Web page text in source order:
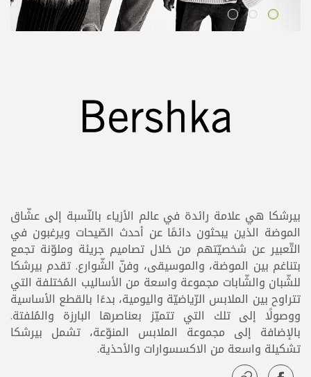
بيرشكا هي علامة رائدة في عالم الأزياء بالنّسبة إلى عشّاق
الموضة الذين يبحثون دائمًا عن أحدث الصّيحات ويرغبون في
التّعبير عن شخصيّتهم من خلال تصاميم جريئة وملوّنة تجمع
بتناغم بين الموضة، والموسيقى، وفنّ الشّوارع. تقدم بيرشكا
للشّبان والشّابات مجموعة واسعة من الأساليب المُختلفة التي
تتراوح بين الملابس الرّياضيّة واليومية، بدءًا بالقطع الأساسية
ووصولًا إلى تلك التي تتميّز بعناصرها البارزة والمُلفتة.
بالإضافة إلى مجموعة الملابس المنوّعة، تشمل بيرشكا
تشكيلة واسعة من الاكسسوارات والأحذية.